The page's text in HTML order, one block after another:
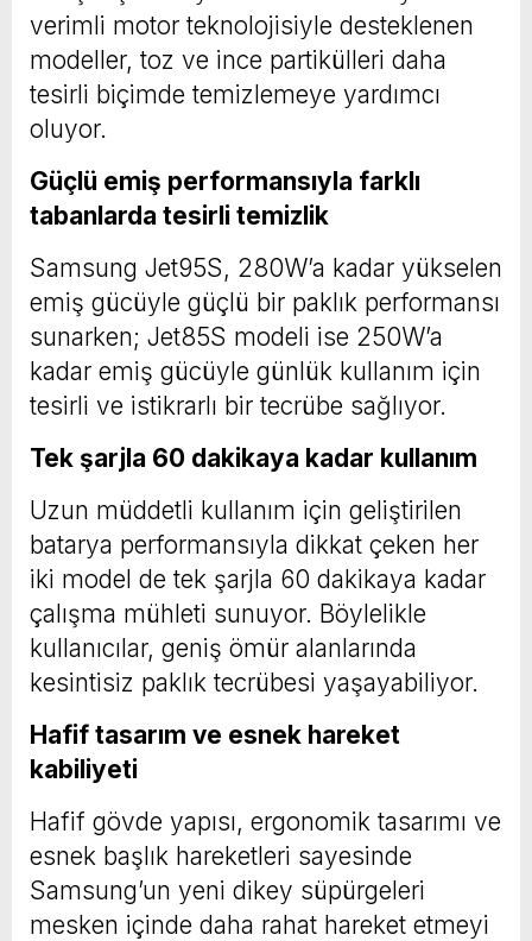
verimli motor teknolojisiyle desteklenen
modeller, toz ve ince partikülleri daha
tesirli biçimde temizlemeye yardımcı
oluyor.
Güçlü emiş performansıyla farklı
tabanlarda tesirli temizlik
Samsung Jet95S, 280W’a kadar yükselen
emiş gücüyle güçlü bir paklık performansı
sunarken; Jet85S modeli ise 250W’a
kadar emiş gücüyle günlük kullanım için
tesirli ve istikrarlı bir tecrübe sağlıyor.
Tek şarjla 60 dakikaya kadar kullanım
Uzun müddetli kullanım için geliştirilen
batarya performansıyla dikkat çeken her
iki model de tek şarjla 60 dakikaya kadar
çalışma mühleti sunuyor. Böylelikle
kullanıcılar, geniş ömür alanlarında
kesintisiz paklık tecrübesi yaşayabiliyor.
Hafif tasarım ve esnek hareket
kabiliyeti
Hafif gövde yapısı, ergonomik tasarımı ve
esnek başlık hareketleri sayesinde
Samsung’un yeni dikey süpürgeleri
mesken içinde daha rahat hareket etmeyi